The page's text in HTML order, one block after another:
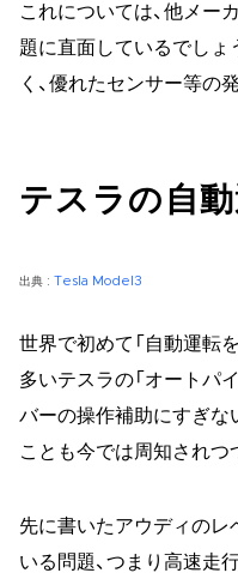
これについては、他メー
題に直面しているでしょ
く、優れたセンサー等の
テスラの自
出典 : Tesla Model3
世界で初めて「自動運転
多いテスラの「オートパ
バーの操作補助にすぎな
ことも今では周知されつ
先に書いたアウディのレ
いる問題、つまり高速走